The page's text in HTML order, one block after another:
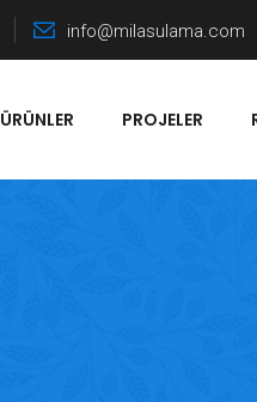
info@milasulama.com
ÜRÜNLER PROJELER